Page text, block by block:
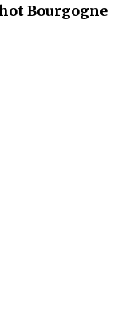
Bourgogne